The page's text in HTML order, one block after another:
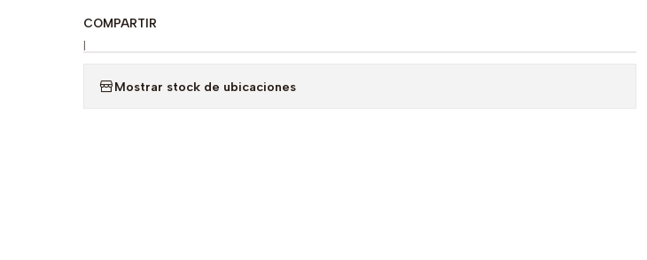
COMPARTIR
|
Mostrar stock de ubicaciones